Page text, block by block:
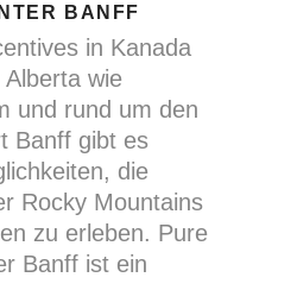
BANFF
in Kanada
wie
und rund um den
Banff gibt es
die
Rocky Mountains
zu erleben. Pure
Banff ist ein